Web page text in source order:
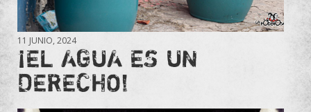
11 JUNIO, 2024
¡EL AGUA ES UN
DERECHO!